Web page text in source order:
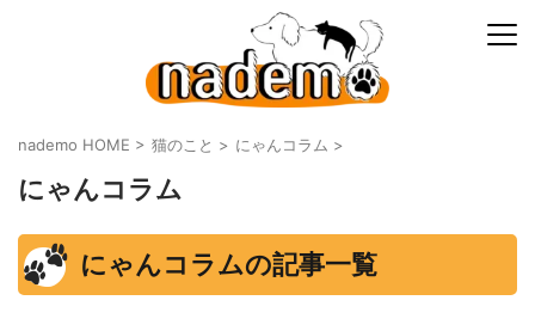
nademo HOME > 猫のこと > にゃんコラム >
にゃんコラム
にゃんコラムの記事一覧